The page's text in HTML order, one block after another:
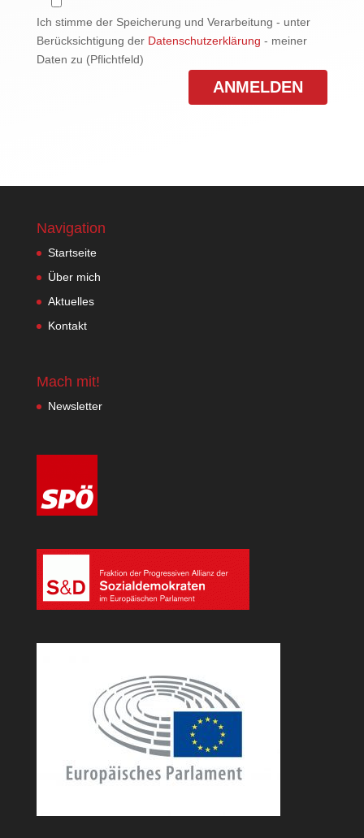
Ich stimme der Speicherung und Verarbeitung - unter
Berücksichtigung der Datenschutzerklärung - meiner
Daten zu (Pflichtfeld)
Navigation
Startseite
Über mich
Aktuelles
Kontakt
Mach mit!
Newsletter